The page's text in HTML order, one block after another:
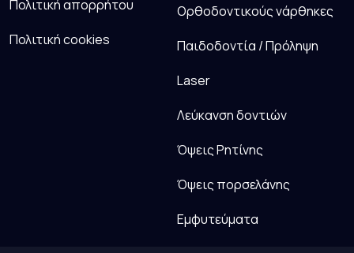
Πολιτική απορρήτου
Πολιτική cookies
Ορθοδοντικούς νάρθηκες
Παιδοδοντία / Πρόληψη
Laser
Λεύκανση δοντιών
Όψεις Ρητίνης
Όψεις πορσελάνης
Εμφυτεύματα